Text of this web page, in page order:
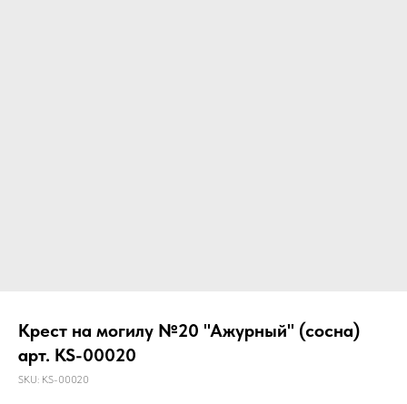
Крест на могилу №20 "Ажурный" (сосна)
арт. KS-00020
SKU: KS-00020